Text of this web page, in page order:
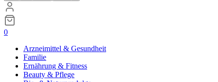
0
Arzneimittel & Gesundheit
Familie
Ernährung & Fitness
Beauty & Pflege